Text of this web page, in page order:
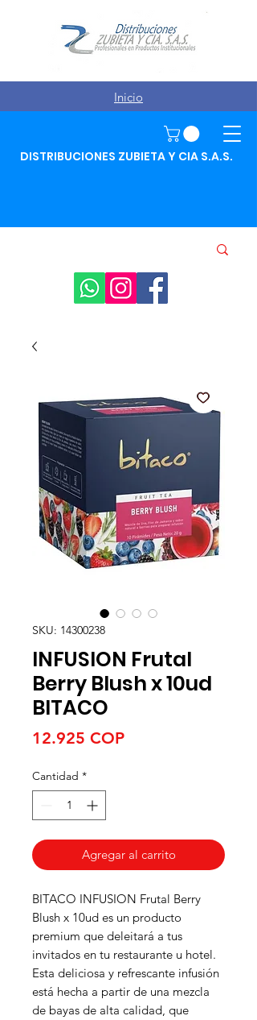
Inicio
DISTRIBUCIONES ZUBIETA Y CIA S.A.S.
SKU: 14300238
INFUSION Frutal
Berry Blush x 10ud
BITACO
12.925 COPPrecio
Cantidad *
Agregar al carrito
BITACO INFUSION Frutal Berry
Blush x 10ud es un producto
premium que deleitará a tus
invitados en tu restaurante u hotel.
Esta deliciosa y refrescante infusión
está hecha a partir de una mezcla
de bayas de alta calidad, que